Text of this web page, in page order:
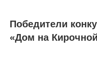
Победители
«Дом на